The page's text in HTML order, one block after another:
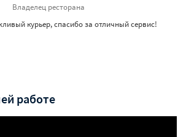
Владелец ресторана
курьер, спасибо за отличный сервис!
работе